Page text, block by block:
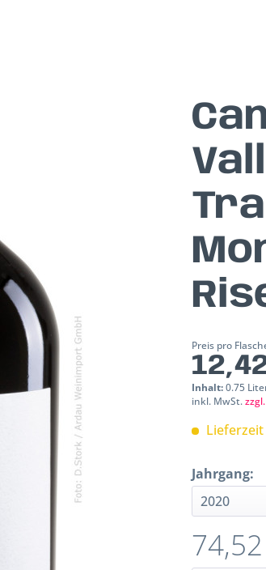
Preis pro
Inhalt:0.75
inkl. MwSt.
Jahrgang: